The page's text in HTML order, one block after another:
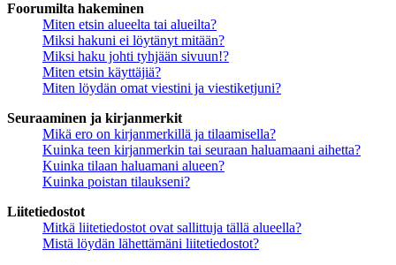
Foorumilta hakeminen
Miten etsin alueelta tai alueilta?
Miksi hakuni ei löytänyt mitään?
Miksi haku johti tyhjään sivuun!?
Miten etsin käyttäjiä?
Miten löydän omat viestini ja viestiketjuni?
Seuraaminen ja kirjanmerkit
Mikä ero on kirjanmerkillä ja tilaamisella?
Kuinka teen kirjanmerkin tai seuraan haluamaani aihetta?
Kuinka tilaan haluamani alueen?
Kuinka poistan tilaukseni?
Liitetiedostot
Mitkä liitetiedostot ovat sallittuja tällä alueella?
Mistä löydän lähettämäni liitetiedostot?